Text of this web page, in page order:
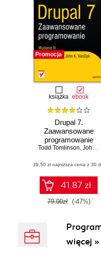
Promocja
książka ebook
Drupal 7.
Zaawansowane
programowanie
Todd Tomlinson, John K. VanDyk
(39,50 zł najniższa cena z 30
41.87 zł
79.00zł (-47%)
więcej »